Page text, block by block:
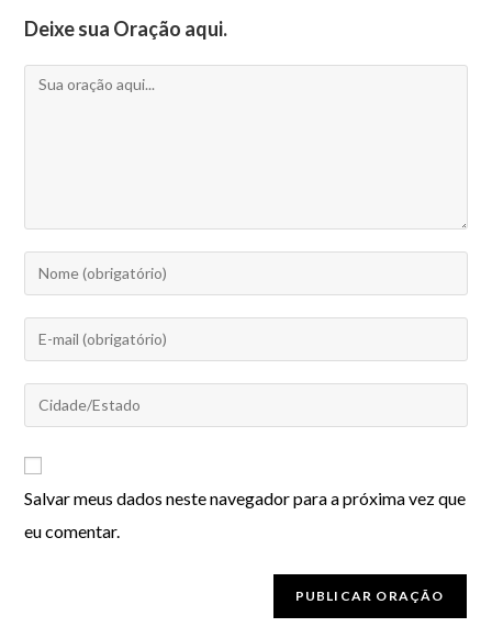
Deixe sua Oração aqui.
Salvar meus dados neste navegador para a próxima vez que
eu comentar.